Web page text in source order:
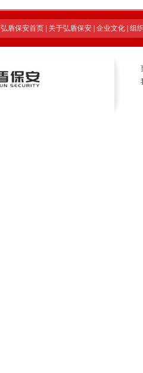
弘盾保安首页| 关于弘盾保安| 企业文化| 组